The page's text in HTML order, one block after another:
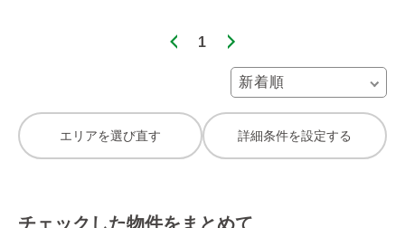
1
エリアを選び直す 詳細条件を設定する
チェックした物件をまとめて